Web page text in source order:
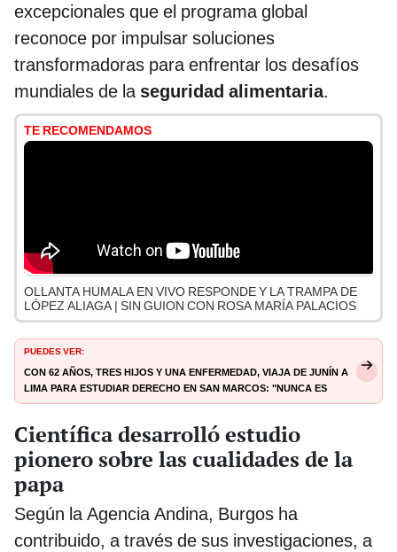
excepcionales que el programa global
reconoce por impulsar soluciones
transformadoras para enfrentar los desafíos
mundiales de la seguridad alimentaria.
TE RECOMENDAMOS
OLLANTA HUMALA EN VIVO RESPONDE Y LA TRAMPA DE
LÓPEZ ALIAGA | SIN GUION CON ROSA MARÍA PALACIOS
PUEDES VER:
Con 62 años, tres hijos y una enfermedad, viaja de Junín a
Lima para estudiar Derecho en San Marcos: "Nunca es
tarde"
Científica desarrolló estudio
pionero sobre las cualidades de la
papa
Según la Agencia Andina, Burgos ha
contribuido, a través de sus investigaciones, a